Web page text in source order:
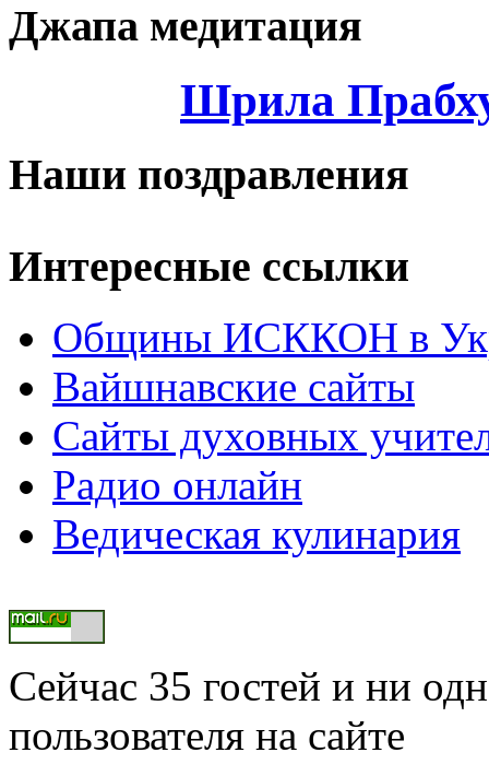
Джапа медитация
Шрила
Наши поздравления
Интересные ссылки
Общины ИСККОН в
Вайшнавские сайты
Сайты духовных
Радио онлайн
Ведическая кулинария
Сейчас 35 гостей и ни
пользователя на сайте